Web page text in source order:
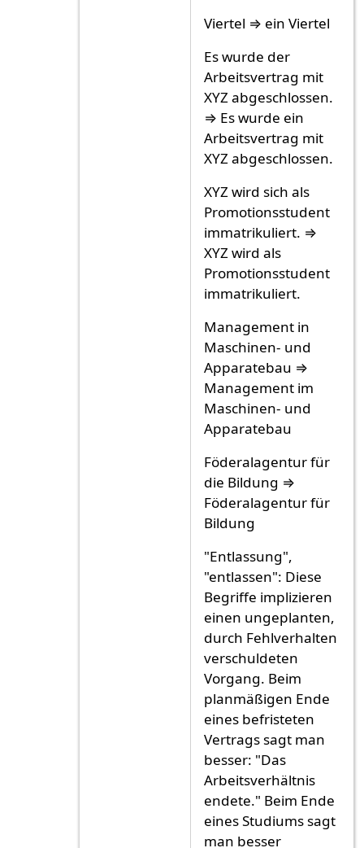
Viertel ⇒ ein Viertel
Es wurde der
Arbeitsvertrag mit
XYZ abgeschlossen.
⇒ Es wurde ein
Arbeitsvertrag mit
XYZ abgeschlossen.
XYZ wird sich als
Promotionsstudent
immatrikuliert. ⇒
XYZ wird als
Promotionsstudent
immatrikuliert.
Management in
Maschinen- und
Apparatebau ⇒
Management im
Maschinen- und
Apparatebau
Föderalagentur für
die Bildung ⇒
Föderalagentur für
Bildung
"Entlassung",
"entlassen": Diese
Begriffe implizieren
einen ungeplanten,
durch Fehlverhalten
verschuldeten
Vorgang. Beim
planmäßigen Ende
eines befristeten
Vertrags sagt man
besser: "Das
Arbeitsverhältnis
endete." Beim Ende
eines Studiums sagt
man besser